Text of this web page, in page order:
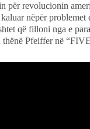
për revolucionin
nëpër problemet
që filloni nga e
thënë Pfeiffer në